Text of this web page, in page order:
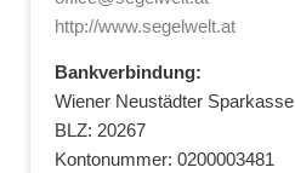
http://www.segelwelt.at
Bankverbindung:
Wiener Neustädter Sparkasse
BLZ: 20267
Kontonummer: 0200003481